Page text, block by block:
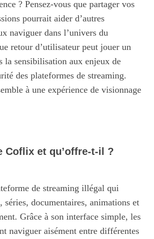
? Pensez-vous que partager vos
pourrait aider d’autres
naviguer dans l’univers du
retour d’utilisateur peut jouer un
la sensibilisation aux enjeux de
des plateformes de streaming.
à une expérience de visionnage
Coflix et qu’offre-t-il ?
de streaming illégal qui
séries, documentaires, animations et
Grâce à son interface simple, les
naviguer aisément entre différentes